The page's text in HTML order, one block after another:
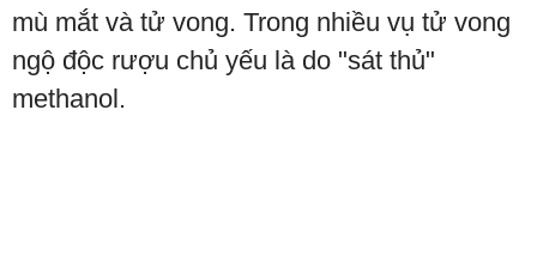
mù mắt và tử vong. Trong nhiều vụ tử vong
ngộ độc rượu chủ yếu là do "sát thủ"
methanol.